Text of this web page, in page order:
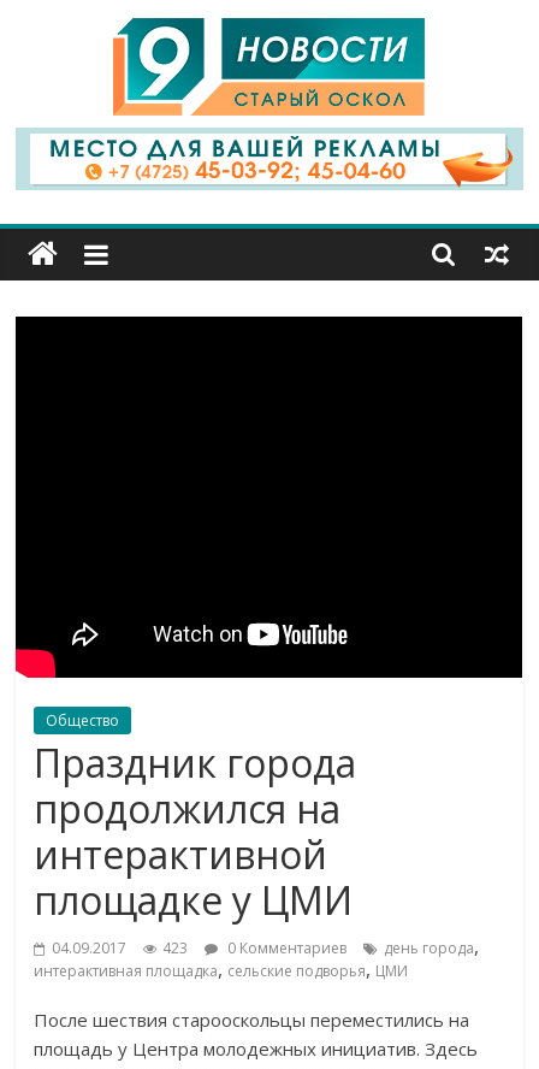
9
Канал
Старый
Общество
Праздник города
продолжился на
интерактивной
площадке у ЦМИ
04.09.2017 423 0 Комментариев день города,
интерактивная площадка, сельские подворья, ЦМИ
После шествия старооскольцы переместились на
площадь у Центра молодежных инициатив. Здесь